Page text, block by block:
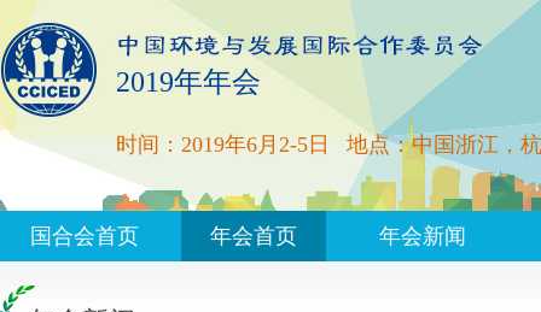
2019年年会
时间：2019年6月2-5日 地点：中国浙江，
国合会首页 年会首页 年会新闻